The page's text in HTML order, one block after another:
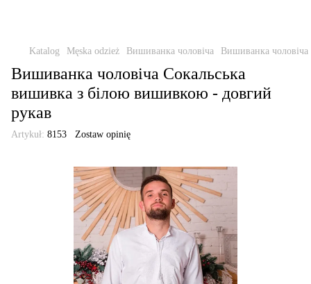
Katalog Męska odzież Вишиванка чоловіча Вишиванка
Вишиванка чоловіча Сокальська
вишивка з білою вишивкою - довгий
рукав
Artykuł: 8153 Zostaw opinię